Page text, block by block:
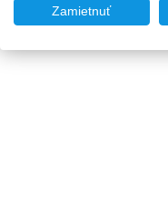
Zamietnuť